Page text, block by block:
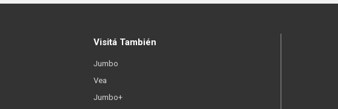
Visitá También
Jumbo
Vea
Jumbo+